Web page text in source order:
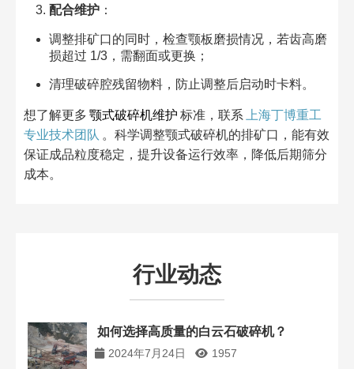
配合维护：​
调整排矿口的同时，检查颚板磨损情况，若齿高磨
损超过 1/3，需翻面或更换；​
清理破碎腔残留物料，防止调整后启动时卡料。​
想了解更多 颚式破碎机维护 标准，联系
上海丁博重工
专业技术团队 。科学调整颚式破碎机的排矿口，能有效
保证成品粒度稳定，提升设备运行效率，降低后期筛分
成本。
行业动态
如何选择高质量的白云石破碎机？
2024年7月24日 1957